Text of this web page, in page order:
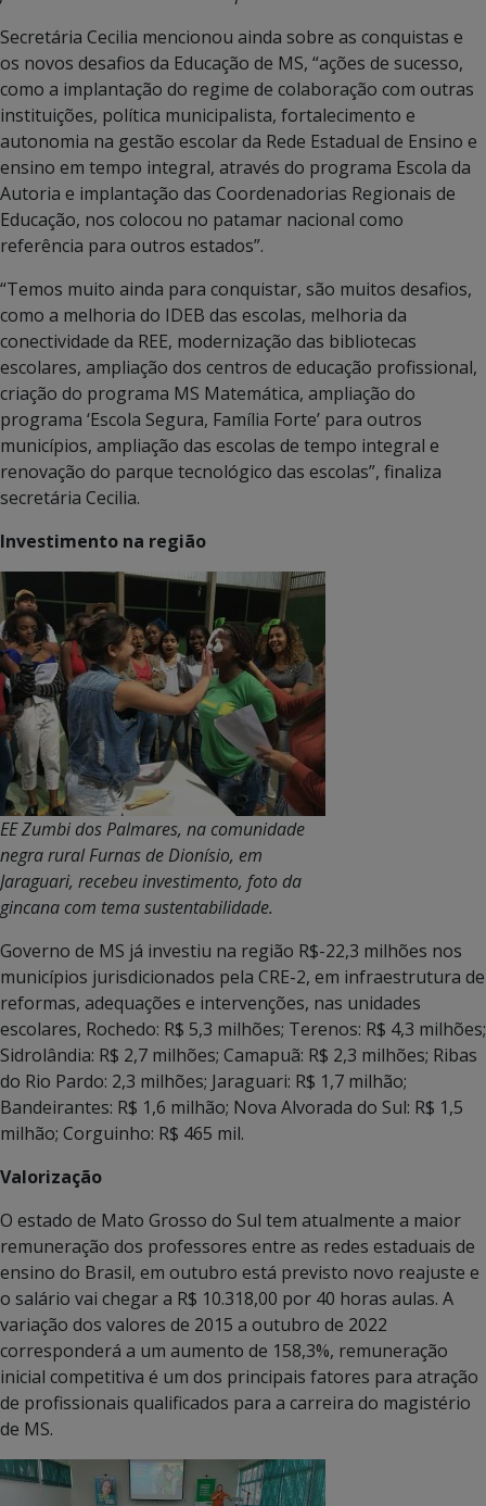
Secretária Cecilia mencionou ainda sobre as conquistas e
os novos desafios da Educação de MS, “ações de sucesso,
como a implantação do regime de colaboração com outras
instituições, política municipalista, fortalecimento e
autonomia na gestão escolar da Rede Estadual de Ensino e
ensino em tempo integral, através do programa Escola da
Autoria e implantação das Coordenadorias Regionais de
Educação, nos colocou no patamar nacional como
referência para outros estados”.
“Temos muito ainda para conquistar, são muitos desafios,
como a melhoria do IDEB das escolas, melhoria da
conectividade da REE, modernização das bibliotecas
escolares, ampliação dos centros de educação profissional,
criação do programa MS Matemática, ampliação do
programa ‘Escola Segura, Família Forte’ para outros
municípios, ampliação das escolas de tempo integral e
renovação do parque tecnológico das escolas”, finaliza
secretária Cecilia.
Investimento na região
EE Zumbi dos Palmares, na comunidade
negra rural Furnas de Dionísio, em
Jaraguari, recebeu investimento, foto da
gincana com tema sustentabilidade.
Governo de MS já investiu na região R$-22,3 milhões nos
municípios jurisdicionados pela CRE-2, em infraestrutura de
reformas, adequações e intervenções, nas unidades
escolares, Rochedo: R$ 5,3 milhões; Terenos: R$ 4,3 milhões;
Sidrolândia: R$ 2,7 milhões; Camapuã: R$ 2,3 milhões; Ribas
do Rio Pardo: 2,3 milhões; Jaraguari: R$ 1,7 milhão;
Bandeirantes: R$ 1,6 milhão; Nova Alvorada do Sul: R$ 1,5
milhão; Corguinho: R$ 465 mil.
Valorização
O estado de Mato Grosso do Sul tem atualmente a maior
remuneração dos professores entre as redes estaduais de
ensino do Brasil, em outubro está previsto novo reajuste e
o salário vai chegar a R$ 10.318,00 por 40 horas aulas. A
variação dos valores de 2015 a outubro de 2022
corresponderá a um aumento de 158,3%, remuneração
inicial competitiva é um dos principais fatores para atração
de profissionais qualificados para a carreira do magistério
de MS.